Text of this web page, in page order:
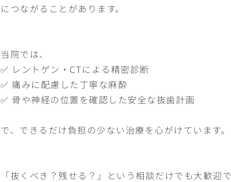
につながることがあります。
当院では、
✅ レントゲン・CTによる精密診断
✅ 痛みに配慮した丁寧な麻酔
✅ 骨や神経の位置を確認した安全な抜歯計画
で、できるだけ負担の少ない治療を心がけています。
「抜くべき？残せる？」という相談だけでも大歓迎